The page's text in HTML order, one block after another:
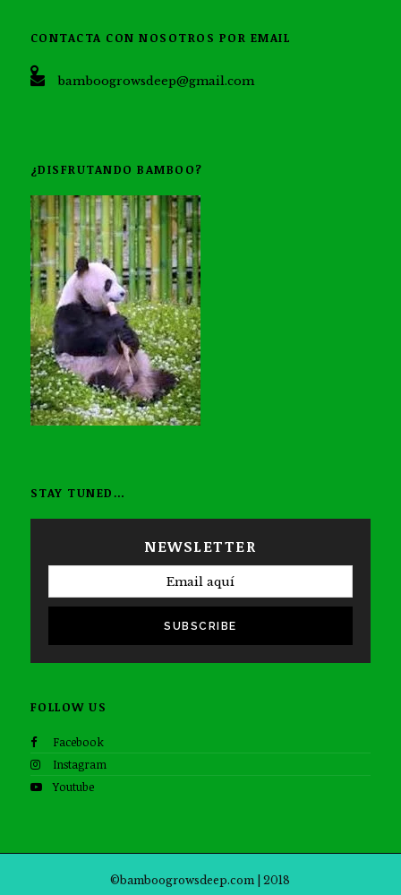
CONTACTA CON NOSOTROS POR EMAIL
bamboogrowsdeep@gmail.com
¿DISFRUTANDO BAMBOO?
STAY TUNED…
NEWSLETTER
SUBSCRIBE
FOLLOW US
Facebook
Instagram
Youtube
©bamboogrowsdeep.com | 2018